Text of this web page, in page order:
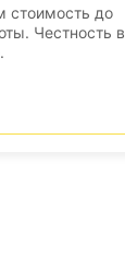
стоимость до
Честность в